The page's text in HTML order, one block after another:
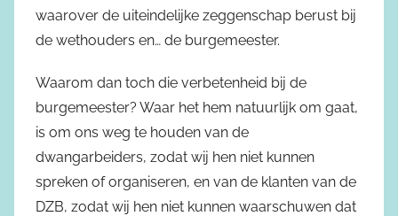
waarover de uiteindelijke zeggenschap berust bij
de wethouders en… de burgemeester.
Waarom dan toch die verbetenheid bij de
burgemeester? Waar het hem natuurlijk om gaat,
is om ons weg te houden van de
dwangarbeiders, zodat wij hen niet kunnen
spreken of organiseren, en van de klanten van de
DZB, zodat wij hen niet kunnen waarschuwen dat